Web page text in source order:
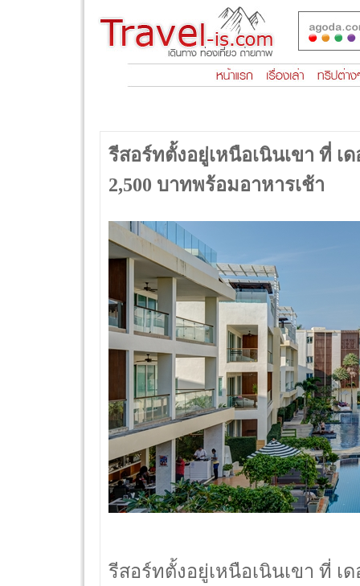
รีสอร์ทตั้งอยู่เหนือเนินเขา ที่ เ
2,500 บาทพร้อมอาหารเช้า
รีสอร์ทตั้งอยู่เหนือเนินเขา ที่ เ